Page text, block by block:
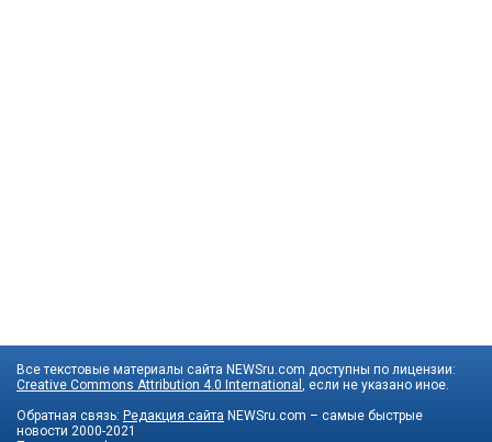
Все текстовые материалы сайта NEWSru.com доступны по лицензии:
Creative Commons Attribution 4.0 International , если не указано иное.
Обратная связь: Редакция сайта NEWSru.com – самые быстрые
новости 2000-2021